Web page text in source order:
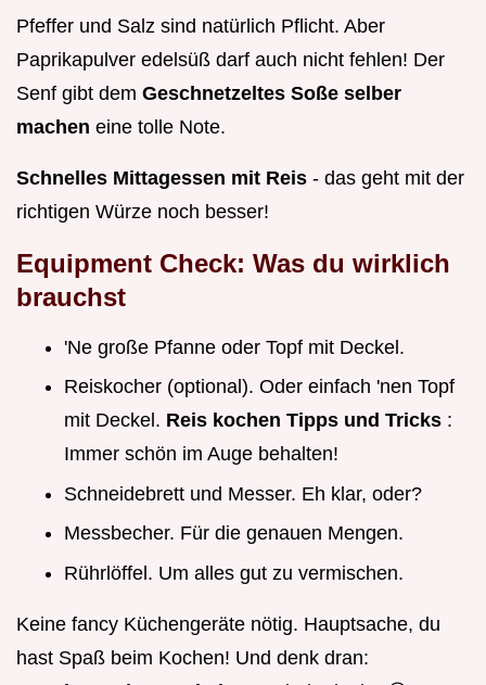
Pfeffer und Salz sind natürlich Pflicht. Aber
Paprikapulver edelsüß darf auch nicht fehlen! Der
Senf gibt dem Geschnetzeltes Soße selber
machen eine tolle Note.
Schnelles Mittagessen mit Reis - das geht mit der
richtigen Würze noch besser!
Equipment Check: Was du wirklich
brauchst
'Ne große Pfanne oder Topf mit Deckel.
Reiskocher (optional). Oder einfach 'nen Topf
mit Deckel. Reis kochen Tipps und Tricks :
Immer schön im Auge behalten!
Schneidebrett und Messer. Eh klar, oder?
Messbecher. Für die genauen Mengen.
Rührlöffel. Um alles gut zu vermischen.
Keine fancy Küchengeräte nötig. Hauptsache, du
hast Spaß beim Kochen! Und denk dran: